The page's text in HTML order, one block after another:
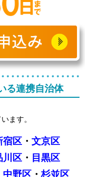
る連携自治体
ます。
宿区・ 文京区
川区・ 目黒区
中野区・杉並区